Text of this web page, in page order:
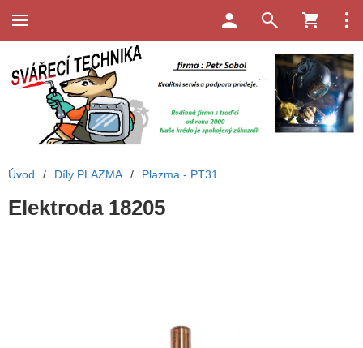
Úvod / Díly PLAZMA / Plazma - PT31
Elektroda 18205